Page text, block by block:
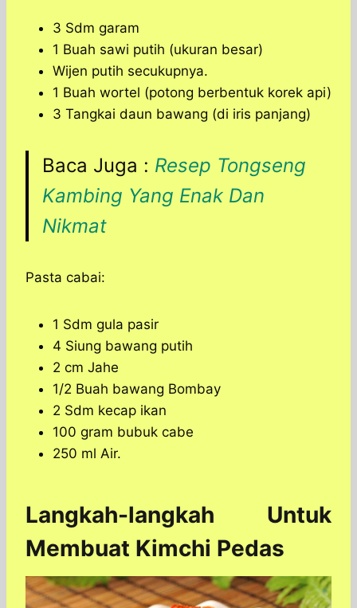
3 Sdm garam
1 Buah sawi putih (ukuran besar)
Wijen putih secukupnya.
1 Buah wortel (potong berbentuk korek api)
3 Tangkai daun bawang (di iris panjang)
Baca Juga : Resep Tongseng
Kambing Yang Enak Dan
Nikmat
Pasta cabai:
1 Sdm gula pasir
4 Siung bawang putih
2 cm Jahe
1/2 Buah bawang Bombay
2 Sdm kecap ikan
100 gram bubuk cabe
250 ml Air.
Langkah-langkah Untuk
Membuat Kimchi Pedas